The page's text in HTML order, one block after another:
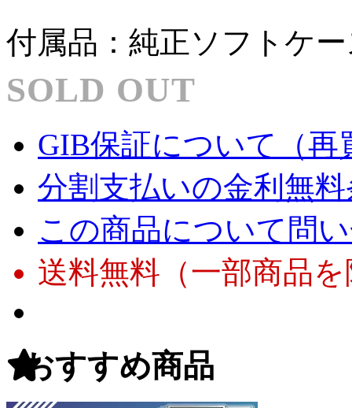
付属品：純正ソフトケ
SOLD OUT
GIB保証について（再
分割支払いの金利無
この商品について問
送料無料（一部商品
おすすめ商品